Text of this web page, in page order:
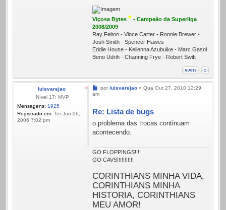
Viçosa Bytes * - Campeão da Superliga
2008/2009
Ray Felton - Vince Carter - Ronnie Brewer -
Josh Smith - Spencer Hawes
Eddie House - Kellenna Azubuike - Marc Gasol
Beno Udrih - Channing Frye - Robert Swift
luisvarejao
Nível 17: MVP
Mensagens: 1925
Registrado em: Ter Jun 06,
2006 7:02 pm
Mensagem
por luisvarejao» Qua Out 27, 2010 12:29
am
Re: Lista de bugs
o problema das trocas continuam
acontecendo.
GO FLOPPINGS!!!!
GO CAVS!!!!!!!!!!!
CORINTHIANS MINHA VIDA,
CORINTHIANS MINHA
HISTORIA, CORINTHIANS
MEU AMOR!